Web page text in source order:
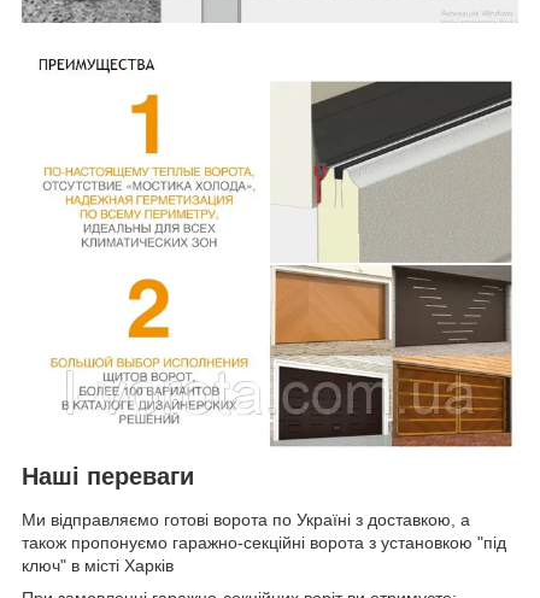
Наші переваги
Ми відправляємо готові ворота по Україні з доставкою, а
також пропонуємо гаражно-секційні ворота з установкою "під
ключ" в місті Харків